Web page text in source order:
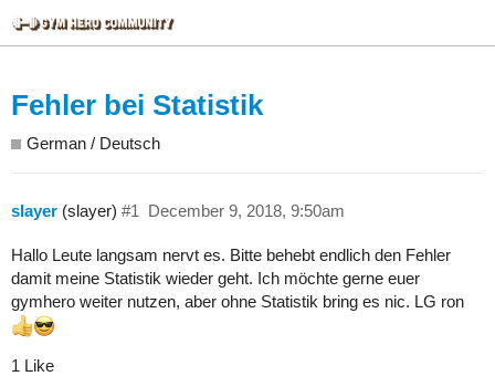
Fehler bei Statistik
German / Deutsch
slayer (slayer) December 9, 2018, 9:50am
#1
Hallo Leute langsam nervt es. Bitte behebt endlich den Fehler
damit meine Statistik wieder geht. Ich möchte gerne euer
gymhero weiter nutzen, aber ohne Statistik bring es nic. LG ron
1 Like